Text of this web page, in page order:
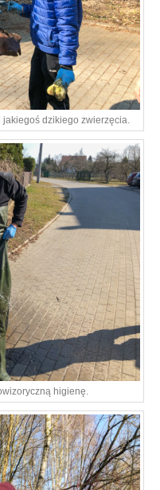
jakiegoś dzikiego zwierzęcia.
higienę.